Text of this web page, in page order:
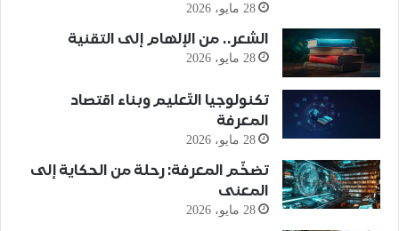
28 مايو، 2026
الشعر.. من الإلهام إلى التقنية
28 مايو، 2026
تكنولوجيا التّعليم وبناء اقتصاد
المعرفة
28 مايو، 2026
تضخّم المعرفة: رحلة من الحكاية إلى
المعنى
28 مايو، 2026